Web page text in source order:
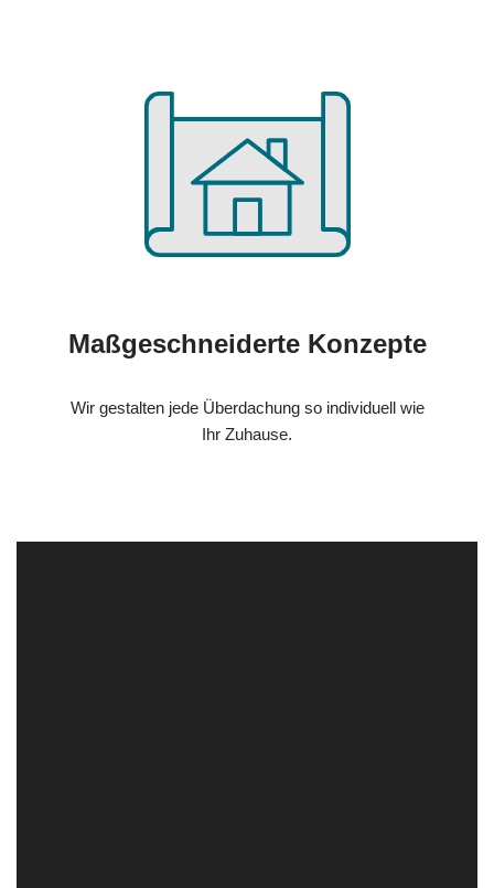
Maßgeschneiderte Konzepte
Wir gestalten jede Überdachung so individuell wie
Ihr Zuhause.